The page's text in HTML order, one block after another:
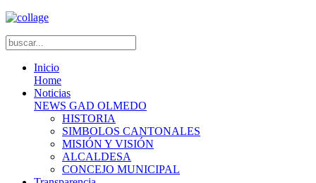
Inicio
Home
Noticias
NEWS GAD OLMEDO
HISTORIA
SIMBOLOS CANTONALES
MISIÓN Y VISIÓN
ALCALDESA
CONCEJO MUNICIPAL